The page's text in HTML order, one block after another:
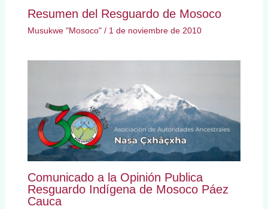
Resumen del Resguardo de Mosoco
Musukwe "Mosoco"/ 1 de noviembre de 2010
Comunicado a la Opinión Publica
Resguardo Indígena de Mosoco Páez
Cauca